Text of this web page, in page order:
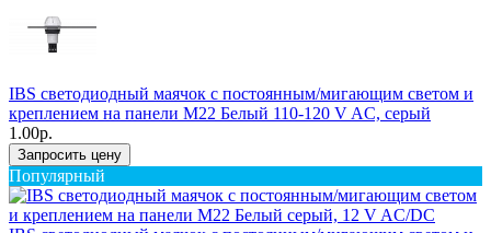
IBS светодиодный маячок с постоянным/мигающим светом и
креплением на панели M22 Белый 110-120 V AC, серый
1.00р.
Запросить цену
Популярный